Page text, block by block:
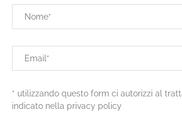
* utilizzando questo form ci autorizzi al
indicato nella privacy policy